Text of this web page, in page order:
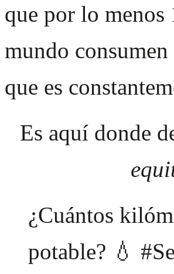
que por lo menos
mundo consumen
que es
Es aquí donde
¿Cuántos
potable? 💧